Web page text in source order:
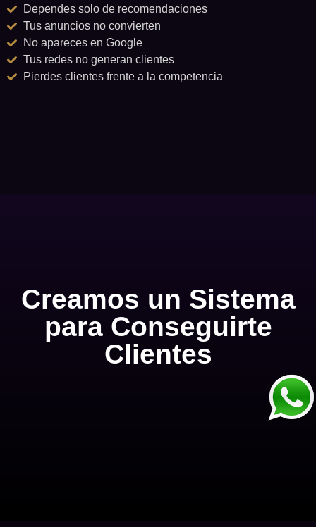
Dependes solo de recomendaciones
Tus anuncios no convierten
No apareces en Google
Tus redes no generan clientes
Pierdes clientes frente a la competencia
Creamos un Sistema
para Conseguirte
Clientes